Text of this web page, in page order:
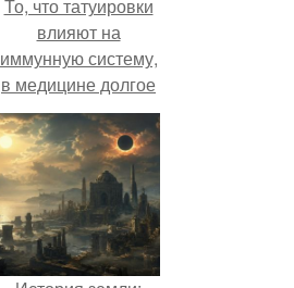
То, что татуировки
влияют на
иммунную систему,
в медицине долгое
время
рассматривалось
лишь как гипотеза.